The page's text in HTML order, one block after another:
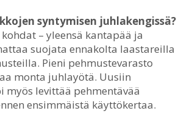
syntymisen juhlakengissä?
– yleensä kantapää ja
suojata ennakolta laastareilla
Pieni pehmustevarasto
monta juhlayötä. Uusiin
myös levittää pehmentävää
ensimmäistä käyttökertaa.